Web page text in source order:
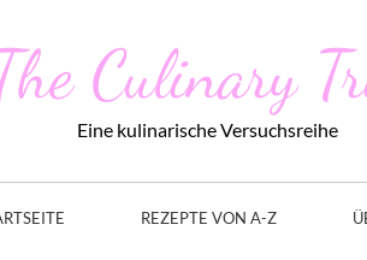
Culinary
Eine kulinarische Versuchsreihe
REZEPTE VON A-Z